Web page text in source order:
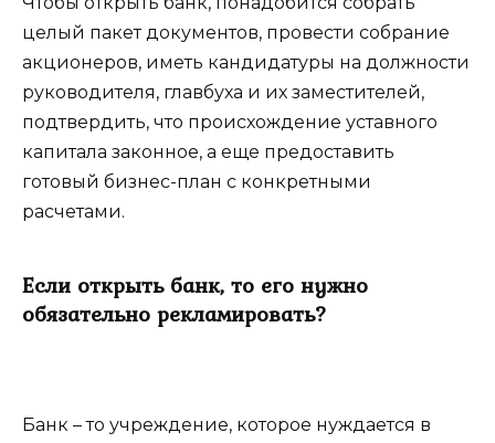
целый пакет документов, провести собрание
акционеров, иметь кандидатуры на должности
руководителя, главбуха и их заместителей,
подтвердить, что происхождение уставного
капитала законное, а еще предоставить
готовый бизнес-план с конкретными
расчетами.
Если открыть банк, то его нужно
обязательно рекламировать?
Банк – то учреждение, которое нуждается в